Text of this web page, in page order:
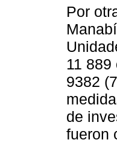
Por
11
9382
de
fueron